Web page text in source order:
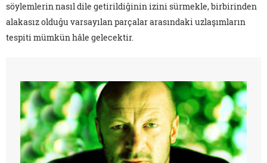
söylemlerin nasıl dile getirildiğinin izini sürmekle, birbirinden
alakasız olduğu varsayılan parçalar arasındaki uzlaşımların
tespiti mümkün hâle gelecektir.